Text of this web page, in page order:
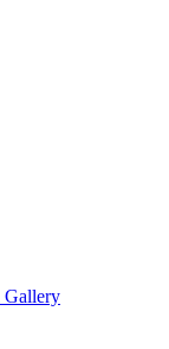
Gallery